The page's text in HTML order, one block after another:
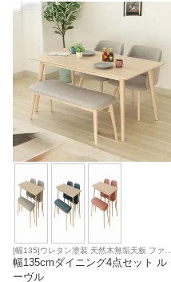
[幅135]ウレタン塗装 天然木無垢天板 ファブ
リック座面
幅135cmダイニング4点セット ル
ーヴル